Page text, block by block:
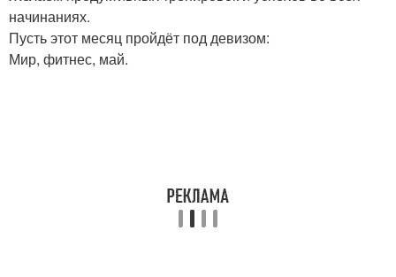
начинаниях.
Пусть этот месяц пройдёт под девизом:
Мир, фитнес, май.